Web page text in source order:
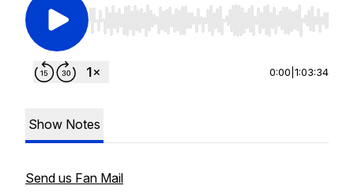
Use Left/Right to seek, Home/End to jump to
0:00 1:03:34
Show Notes
Send us Fan Mail